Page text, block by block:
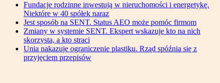
Fundacje rodzinne inwestują w nieruchomości i energetykę.
Niektóre w 40 spółek naraz
Jest sposób na SENT. Status AEO może pomóc firmom
Zmiany w systemie SENT. Ekspert wskazuje kto na nich
skorzysta, a kto straci
Unia nakazuje ograniczenie plastiku. Rząd spóźnia się z
przyjęciem przepisów